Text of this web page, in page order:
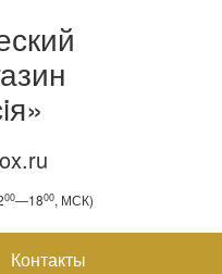
00—1800, МСК)
Контакты